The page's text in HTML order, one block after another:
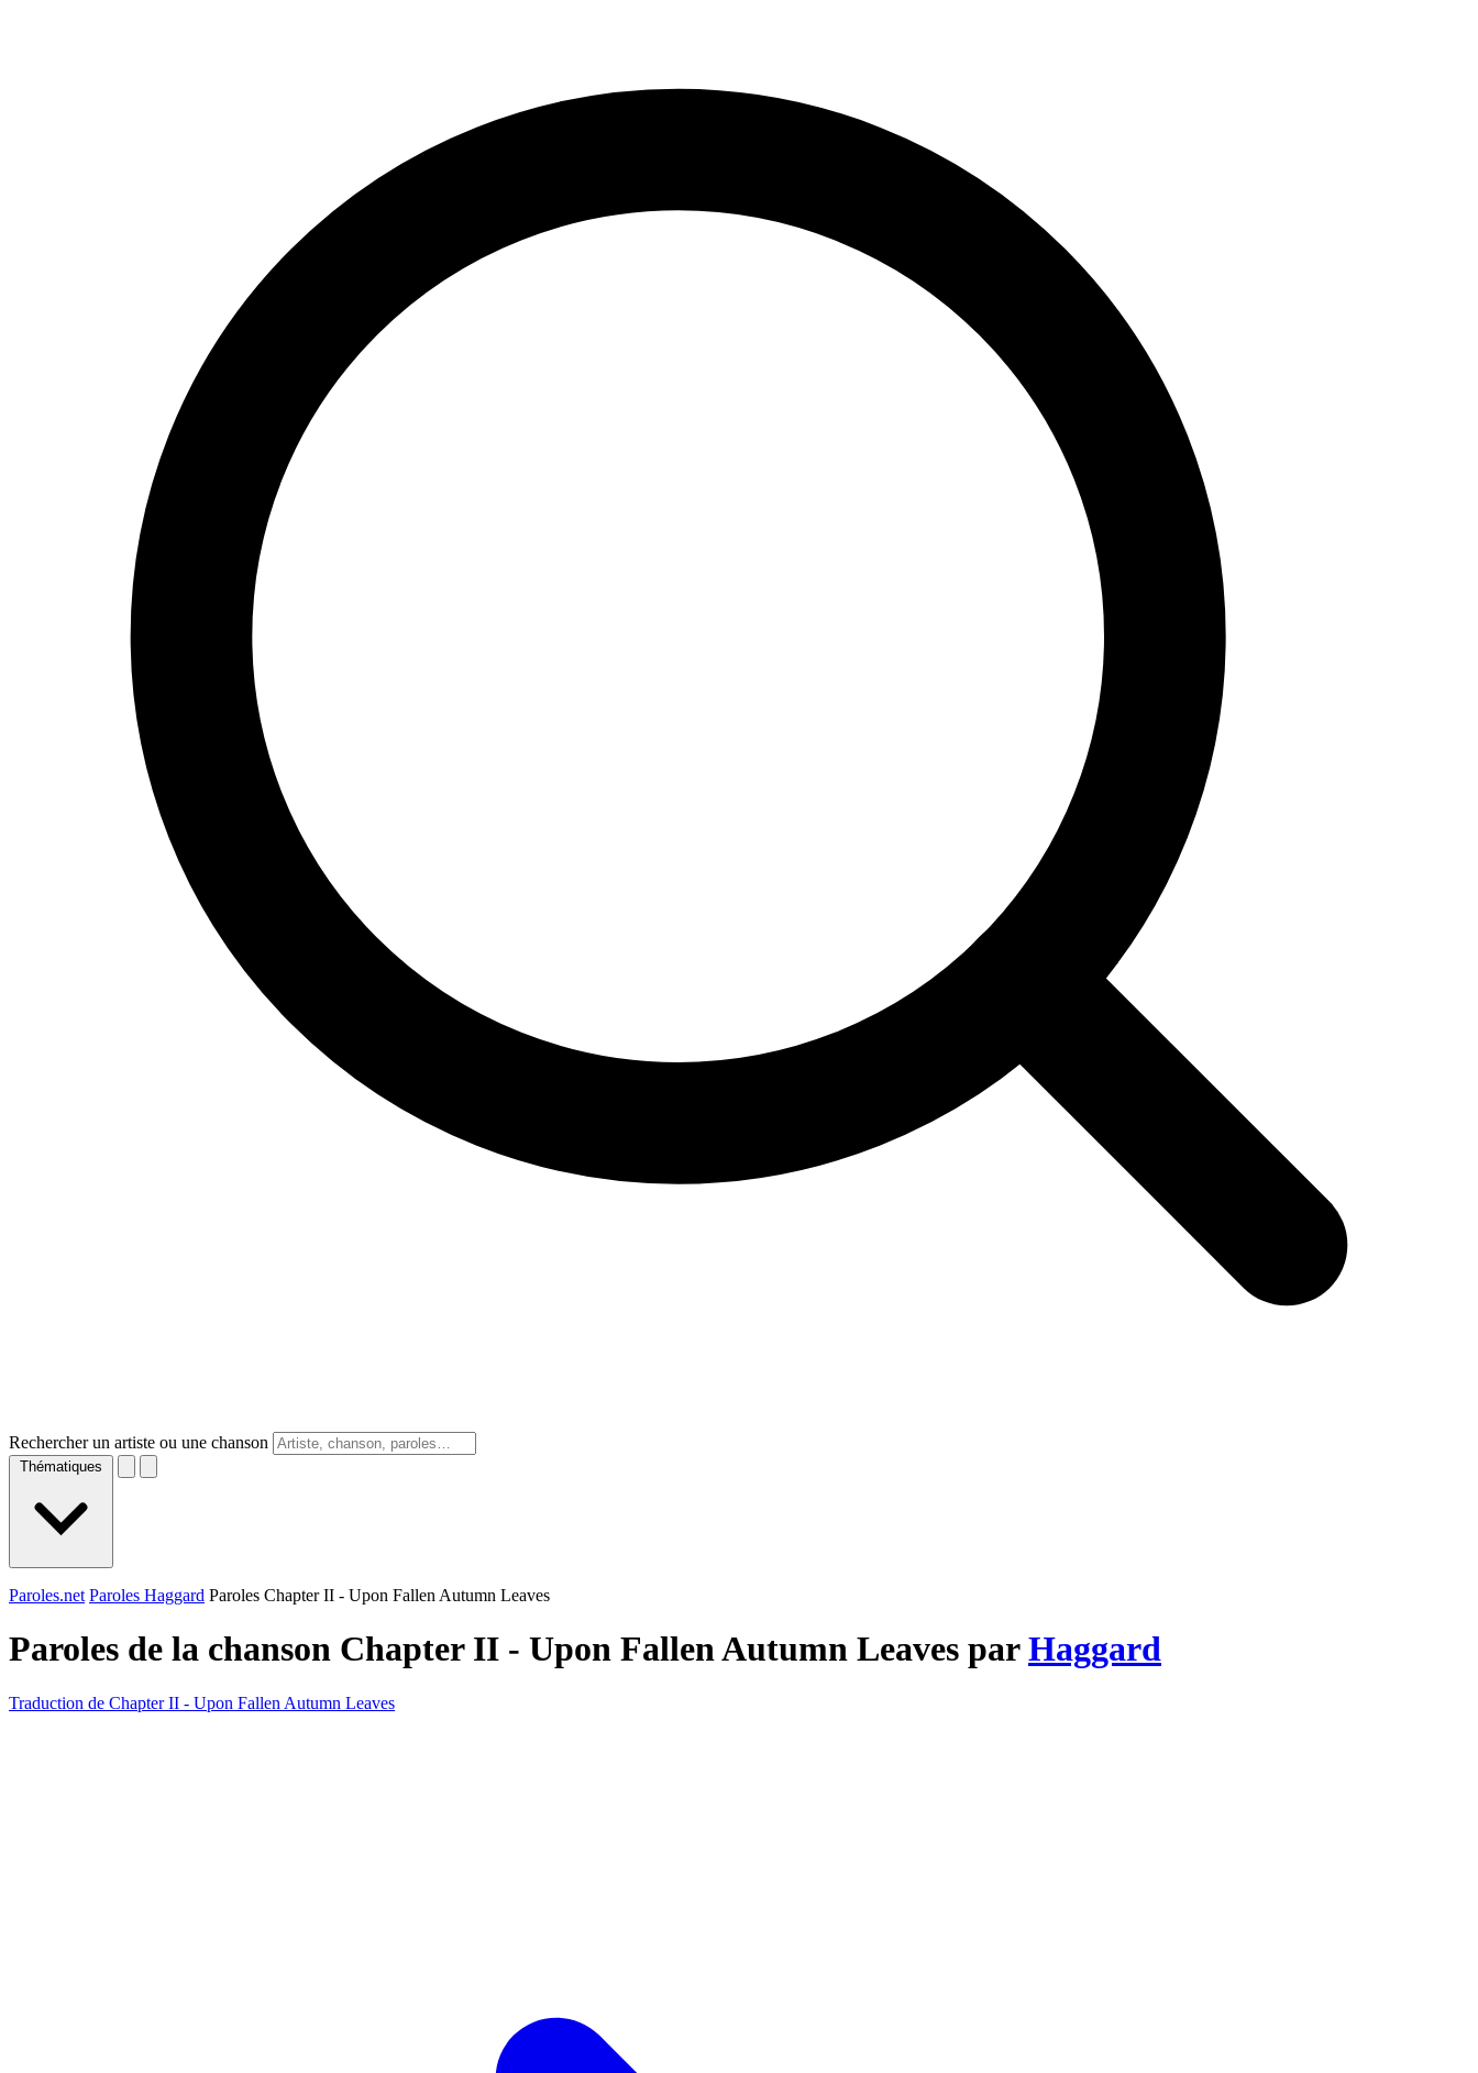
Rechercher un artiste ou une chanson
Thématiques
Paroles.net Paroles Haggard Paroles Chapter II - Upon Fallen Autumn Leaves
Paroles de la chanson Chapter II - Upon Fallen Autumn Leaves parHaggard
Traduction de Chapter II - Upon Fallen Autumn Leaves